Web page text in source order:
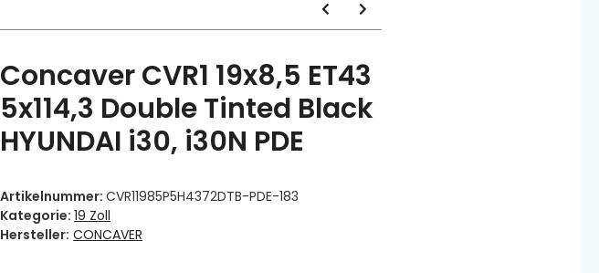
Concaver CVR1 19x8,5 ET43
5x114,3 Double Tinted Black
HYUNDAI i30, i30N PDE
Artikelnummer: CVR11985P5H4372DTB-PDE-183
Kategorie: 19 Zoll
Hersteller: CONCAVER